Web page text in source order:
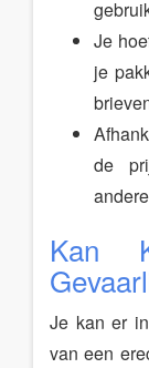
Je
je
de
Kan
Je kan er
van een